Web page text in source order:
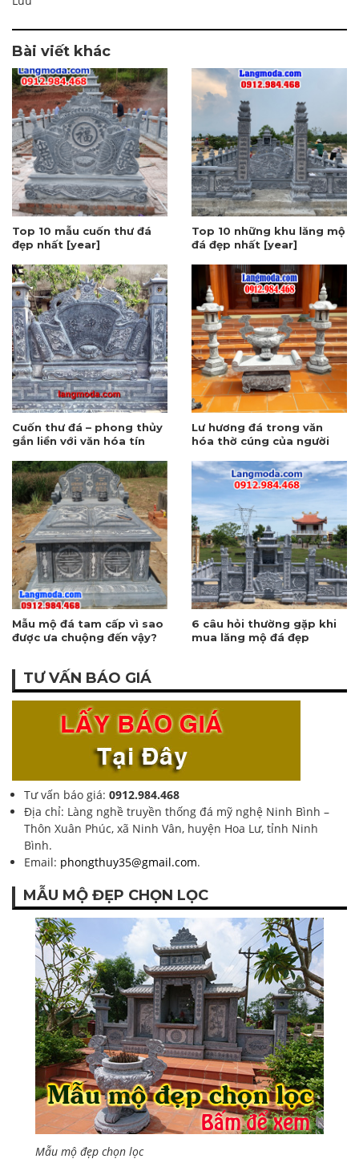
Bài viết khác
Top 10 mẫu cuốn thư đá
đẹp nhất [year]
Top 10 những khu lăng mộ
đá đẹp nhất [year]
Cuốn thư đá – phong thủy
gắn liền với văn hóa tín
Lư hương đá trong văn
hóa thờ cúng của người
Mẫu mộ đá tam cấp vì sao
được ưa chuộng đến vậy?
6 câu hỏi thường gặp khi
mua lăng mộ đá đẹp
TƯ VẤN BÁO GIÁ
Tư vấn báo giá: 0912.984.468
Địa chỉ: Làng nghề truyền thống đá mỹ nghệ Ninh Bình –
Thôn Xuân Phúc, xã Ninh Vân, huyện Hoa Lư, tỉnh Ninh
Bình.
Email: phongthuy35@gmail.com.
MẪU MỘ ĐẸP CHỌN LỌC
Mẫu mộ đẹp chọn lọc